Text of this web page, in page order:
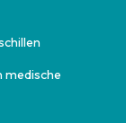
medische